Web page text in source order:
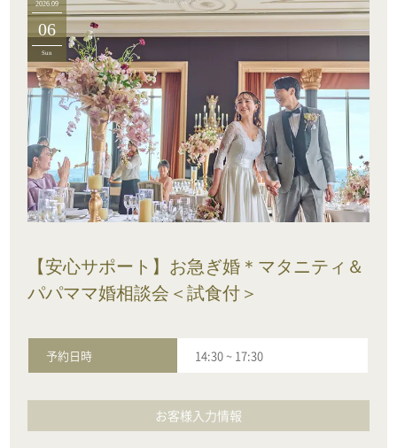
2026.09
06
Sun
【安心サポート】お急ぎ婚＊マタニティ＆
パパママ婚相談会＜試食付＞
予約日時 14:30~ 17:30
お客様入力情報